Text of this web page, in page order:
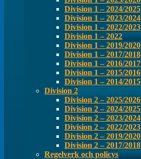
Division 1 – 2024/2025
Division 1 – 2023/2024
Division 1 – 2022/2023
Division 1 – 2022
Division 1 – 2019/2020
Division 1 – 2017/2018
Division 1 – 2016/2017
Division 1 – 2015/2016
Division 1 – 2014/2015
Division 2
Division 2 – 2025/2026
Division 2 – 2024/2025
Division 2 – 2023/2024
Division 2 – 2022/2023
Division 2 – 2019/2020
Division 2 – 2017/2018
Regelverk och policys